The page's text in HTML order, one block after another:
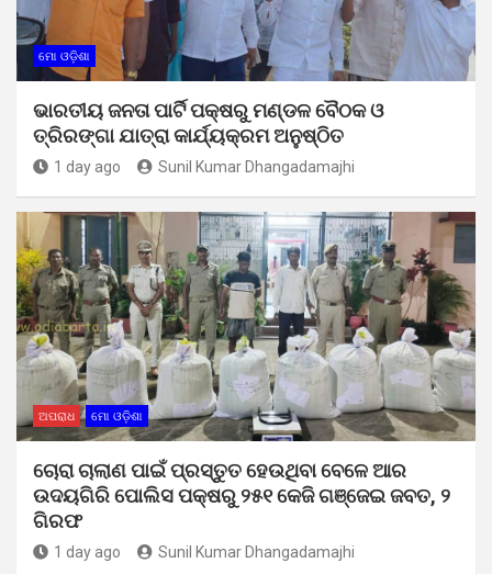
ମୋ ଓଡ଼ିଶା
ଭାରତୀୟ ଜନତା ପାର୍ଟି ପକ୍ଷରୁ ମଣ୍ଡଳ ବୈଠକ ଓ
ତ୍ରିରଙ୍ଗା ଯାତ୍ରା କାର୍ଯ୍ୟକ୍ରମ ଅନୁଷ୍ଠିତ
1 day ago Sunil Kumar Dhangadamajhi
ଅପରାଧ ମୋ ଓଡ଼ିଶା
ଚୋରା ଚାଲାଣ ପାଇଁ ପ୍ରସ୍ତୁତ ହେଉଥିବା ବେଳେ ଆର
ଉଦୟଗିରି ପୋଲିସ ପକ୍ଷରୁ ୨୫୧ କେଜି ଗଞ୍ଜେଇ ଜବତ, ୨
ଗିରଫ
1 day ago Sunil Kumar Dhangadamajhi